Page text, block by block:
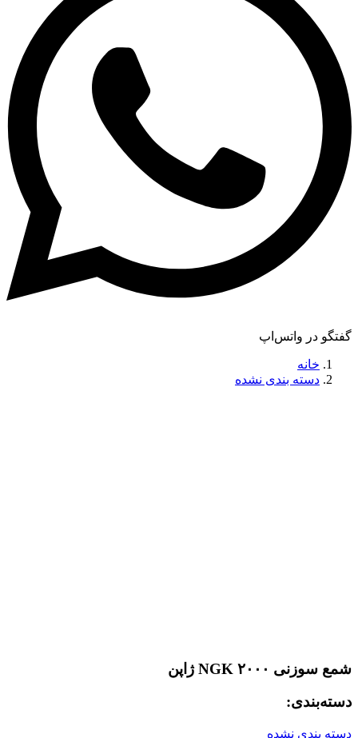
گفتگو در واتس‌اپ
خانه
دسته بندی نشده
شمع سوزنی ۲۰۰۰ NGK ژاپن
دسته‌بندی:
دسته بندی نشده